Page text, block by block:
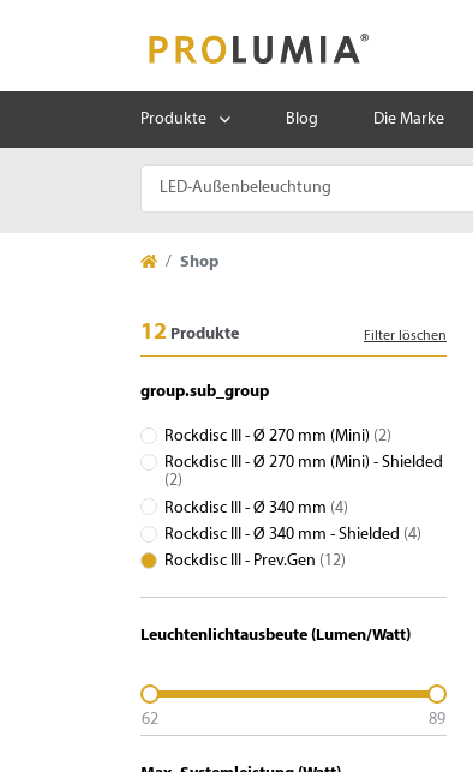
Produkte Blog Die Marke
Shop
12 Produkte Filter löschen
group.sub_group
Rockdisc III - Ø 270 mm (Mini) (2)
Rockdisc III - Ø 270 mm (Mini) - Shielded
(2)
Rockdisc III - Ø 340 mm (4)
Rockdisc III - Ø 340 mm - Shielded (4)
Rockdisc III - Prev.Gen (12)
Leuchtenlichtausbeute (Lumen/Watt)
62 89